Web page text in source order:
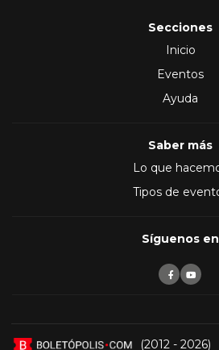
Secciones
Inicio
Eventos
Ayuda
Saber más
Lo que
Tipos de
Síguenos en
(2012 - 2026)